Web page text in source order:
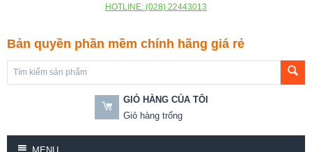
HOTLINE: (028) 22443013
Bản quyền phần mềm chính hãng giá rẻ
GIỎ HÀNG CỦA TÔI
Giỏ hàng trống